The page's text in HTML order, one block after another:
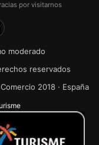
por visitarnos
moderado
reservados
2018 · España